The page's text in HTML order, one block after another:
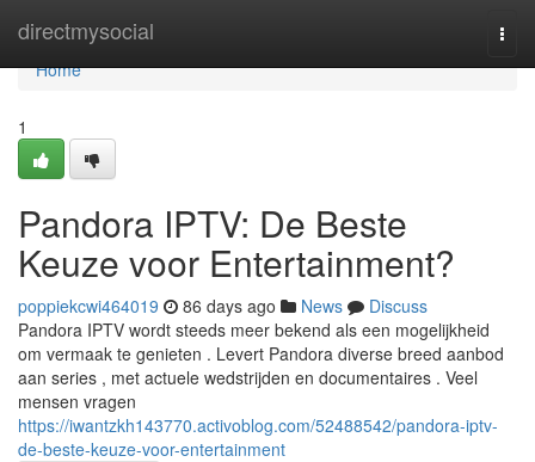
directmysocial
Home
Home
1
Pandora IPTV: De Beste
Keuze voor Entertainment?
poppiekcwi464019 86 days ago News
Discuss
Pandora IPTV wordt steeds meer bekend als een mogelijkheid
om vermaak te genieten . Levert Pandora diverse breed aanbod
aan series , met actuele wedstrijden en documentaires . Veel
mensen vragen
https://iwantzkh143770.activoblog.com/52488542/pandora-iptv-
de-beste-keuze-voor-entertainment